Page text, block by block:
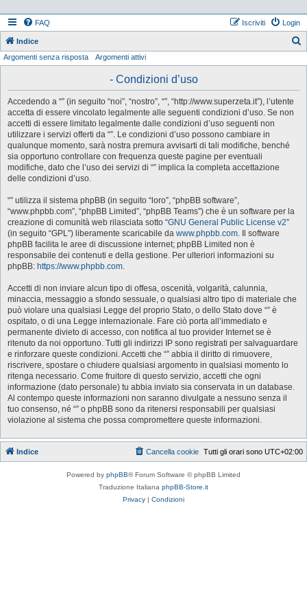
FAQ Login
Iscriviti
Indice
Argomenti senza risposta Argomenti attivi
- Condizioni d’uso
Accedendo a “” (in seguito “noi”, “nostro”, “”, “http://www.superzeta.it”), l’utente
accetta di essere vincolato legalmente alle seguenti condizioni d’uso. Se non
accetti di essere limitato legalmente dalle condizioni d’uso seguenti non
utilizzare i servizi offerti da “”. Le condizioni d’uso possono cambiare in
qualunque momento, sarà nostra premura avvisarti di tali modifiche, benché
sia opportuno controllare con frequenza queste pagine per eventuali
modifiche, dato che l’uso dei servizi di “” implica la completa accettazione
delle condizioni d’uso.
“” utilizza il sistema phpBB (in seguito “loro”, “phpBB software”,
“www.phpbb.com”, “phpBB Limited”, “phpBB Teams”) che è un software per la
creazione di comunità web rilasciata sotto “GNU General Public License v2”
(in seguito “GPL”) liberamente scaricabile da www.phpbb.com. Il software
phpBB facilita le aree di discussione internet; phpBB Limited non è
responsabile dei contenuti e della gestione. Per ulteriori informazioni su
phpBB: https://www.phpbb.com.
Accetti di non inviare alcun tipo di offesa, oscenità, volgarità, calunnia,
minaccia, messaggio a sfondo sessuale, o qualsiasi altro tipo di materiale che
può violare una qualsiasi Legge del proprio Stato, o dello Stato dove “” è
ospitato, o di una Legge internazionale. Fare ciò porta all’immediato e
permanente divieto di accesso, con notifica al tuo provider Internet se è
ritenuto da noi opportuno. Tutti gli indirizzi IP sono registrati per salvaguardare
e rinforzare queste condizioni. Accetti che “” abbia il diritto di rimuovere,
riscrivere, spostare o chiudere qualsiasi argomento in qualsiasi momento lo
ritenga necessario. Come fruitore di questo servizio, accetti che ogni
informazione (dato personale) tu abbia inviato sia conservata in un database.
Al contempo queste informazioni non saranno divulgate a nessuno senza il
tuo consenso, né “” o phpBB sono da ritenersi responsabili per qualsiasi
violazione al sistema che possa compromettere queste informazioni.
Indice Tutti gli orari sono UTC+02:00
Cancella cookie
Powered by phpBB® Forum Software © phpBB Limited
Traduzione Italiana phpBB-Store.it
Privacy | Condizioni